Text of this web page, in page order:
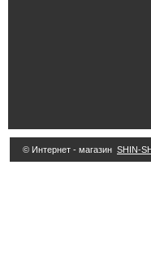
© Интернет - магазин SHIN-